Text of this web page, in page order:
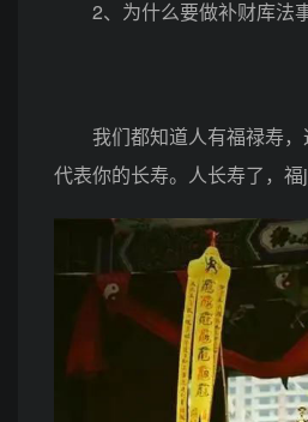
2、为什么要做补财库法
我们都知道人有福禄寿，
代表你的长寿。人长寿了，福